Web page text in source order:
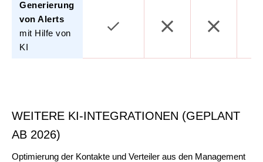
Generierung
von Alerts
mit Hilfe von
KI
WEITERE KI-INTEGRATIONEN (GEPLANT
AB 2026)
Optimierung der Kontakte und Verteiler aus den Management